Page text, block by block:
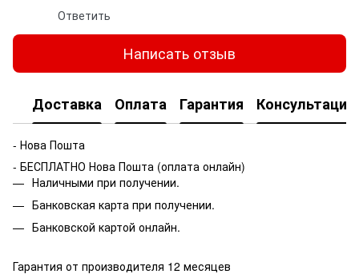
Ответить
Написать отзыв
Доставка Оплата Гарантия Консультация
- Нова Пошта
- БЕСПЛАТНО Нова Пошта (оплата онлайн)
Наличными при получении.
Банковская карта при получении.
Банковской картой онлайн.
Гарантия от производителя 12 месяцев